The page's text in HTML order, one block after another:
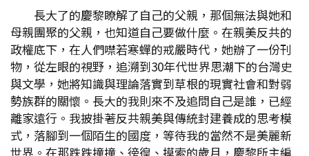
長大了的慶黎瞭解了自己的父親，那個無法與她和
母親團聚的父親，也知道自己要做什麼。在親美反共的
政權底下，在人們噤若寒蟬的戒嚴時代，她辦了一份刊
物，從左眼的視野，追溯到30年代世界思潮下的台灣史
與文學，她將知識與理論落實到草根的現實社會和對弱
勢族群的關懷。長大的我則來不及追問自己是誰，已經
離家遠行。我披掛著反共親美與傳統封建養成的思考模
式，落腳到一個陌生的國度，等待我的當然不是美麗新
世界。在那跌跌撞撞、徬徨、摸索的歲月，慶黎所主編